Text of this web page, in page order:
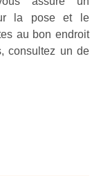
la pose et le
au bon endroit
consultez un de